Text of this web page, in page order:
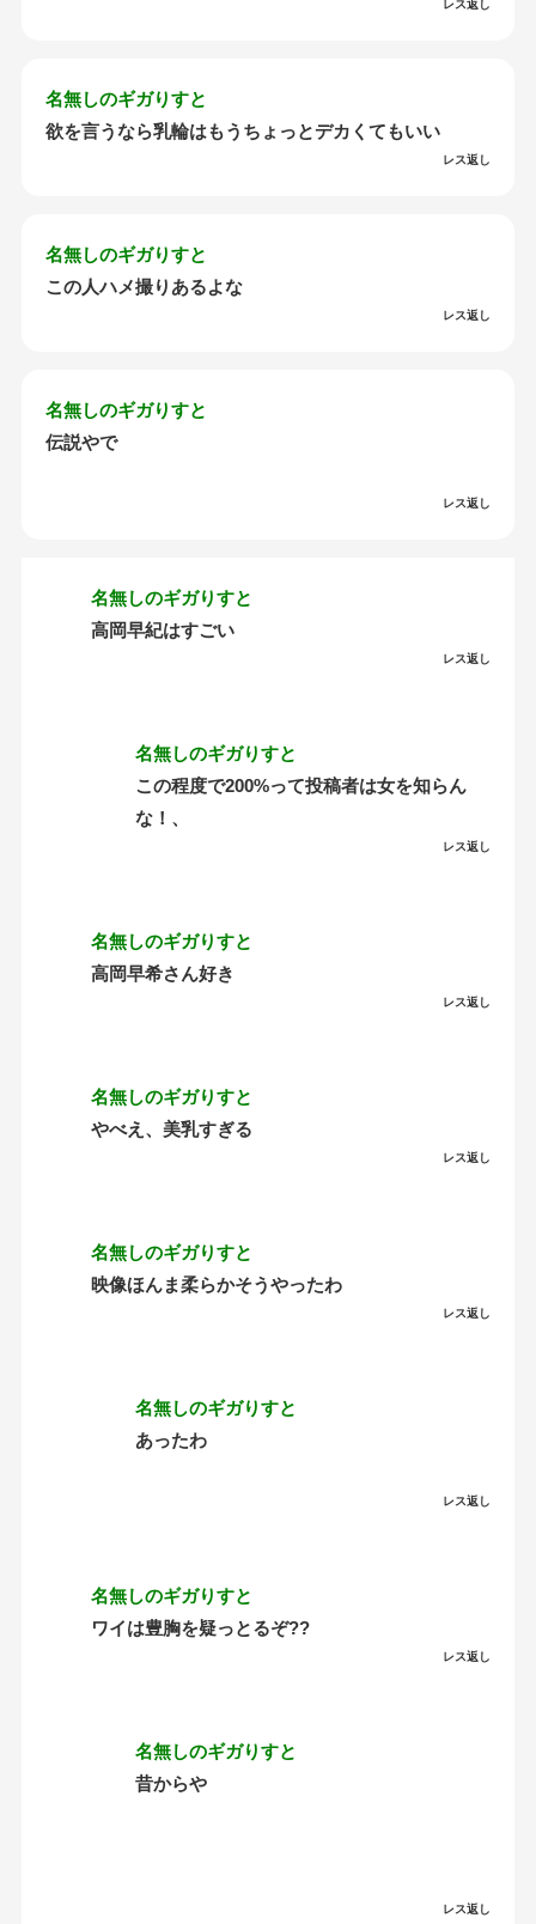
レス返し
名無しのギガりすと
欲を言うなら乳輪はもうちょっとデカくてもいい
レス返し
名無しのギガりすと
この人ハメ撮りあるよな
レス返し
名無しのギガりすと
伝説やで
レス返し
名無しのギガりすと
高岡早紀はすごい
レス返し
名無しのギガりすと
この程度で200%って投稿者は女を知らん
な！、
レス返し
名無しのギガりすと
高岡早希さん好き
レス返し
名無しのギガりすと
やべえ、美乳すぎる
レス返し
名無しのギガりすと
映像ほんま柔らかそうやったわ
レス返し
名無しのギガりすと
あったわ
レス返し
名無しのギガりすと
ワイは豊胸を疑っとるぞ??
レス返し
名無しのギガりすと
昔からや
レス返し